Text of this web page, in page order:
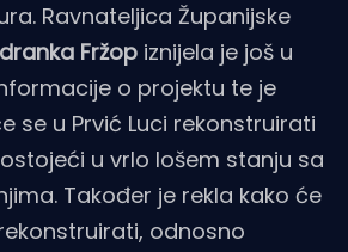
Ravnateljica Županijske
Fržop iznijela je još u
o projektu te je
se u Prvić Luci rekonstruirati
u vrlo lošem stanju sa
Također je rekla kako će
odnosno